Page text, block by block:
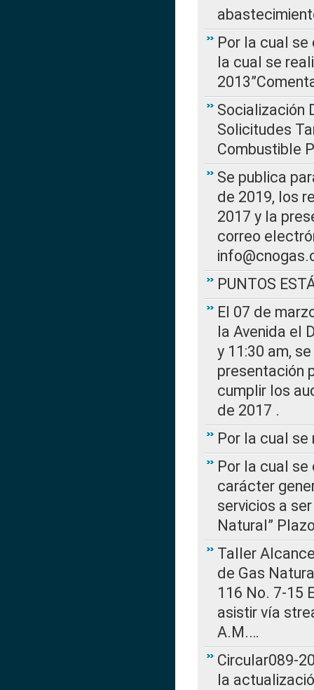
Por la cual se
la cual se
Socialización
Solicitudes
Combustible
Se publica
de 2019, los
2017 y la
correo
PUNTOS
El 07 de
la Avenida el
y 11:30 am,
presentación
cumplir los
de 2017 .
Por la cual se
Por la cual
carácter
servicios a
Natural”
Taller
de Gas
116 No. 7-15
asistir vía
A.M.…
Circular089-
la